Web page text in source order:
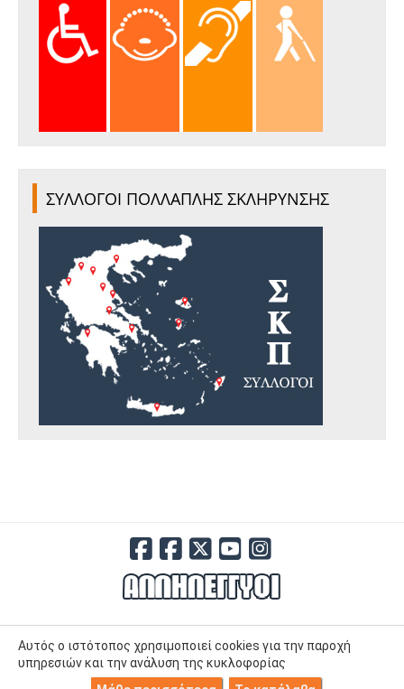
ΣΥΛΛΟΓΟΙ ΠΟΛΛΑΠΛΗΣ ΣΚΛΗΡΥΝΣΗΣ
Αυτός ο ιστότοπος χρησιμοποιεί cookies για την παροχή
υπηρεσιών και την ανάλυση της κυκλοφορίας